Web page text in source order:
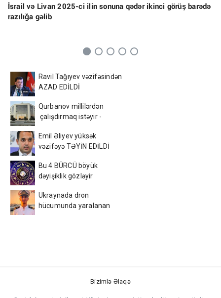
İsrail və Livan 2025-ci ilin sonuna qədər ikinci görüş barədə
razılığa gəlib
Ravil Tağıyev vəzifəsindən
AZAD EDİLDİ
Qurbanov millilərdən
çalışdırmaq istəyir -
Emil Əliyev yüksək
vəzifəyə TƏYİN EDİLDİ
Bu 4 BÜRCÜ böyük
dəyişiklik gözləyir
Ukraynada dron
hücumunda yaralanan
Bizimlə Əlaqə